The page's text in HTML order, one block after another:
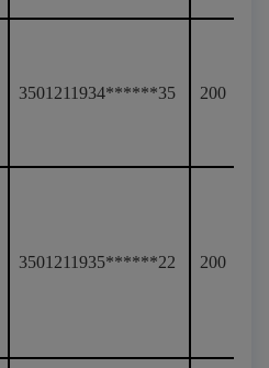
3501211934******35 200
3501211935******22 200